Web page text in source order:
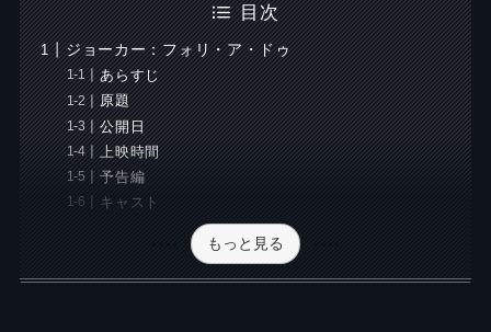
目次
ジョーカー：フォリ・ア・ドゥ
あらすじ
原題
公開日
上映時間
予告編
キャスト
もっと見る